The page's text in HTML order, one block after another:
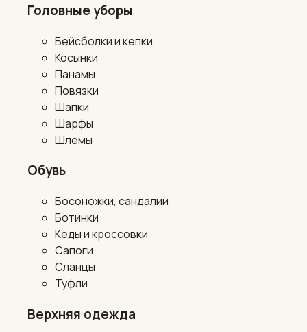
Головные уборы
Бейсболки и кепки
Косынки
Панамы
Повязки
Шапки
Шарфы
Шлемы
Обувь
Босоножки, сандалии
Ботинки
Кеды и кроссовки
Сапоги
Сланцы
Туфли
Верхняя одежда